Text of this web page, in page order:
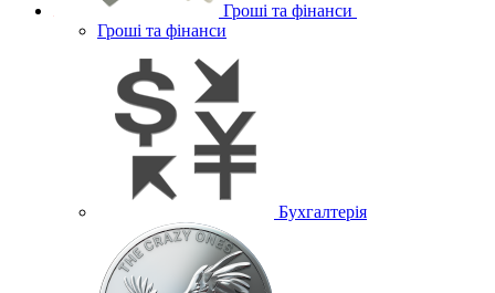
Гроші та фінанси
Гроші та фінанси
Бухгалтерія